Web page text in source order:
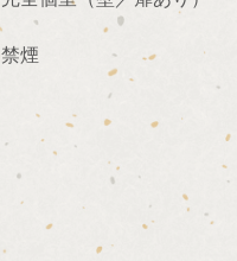
禁煙